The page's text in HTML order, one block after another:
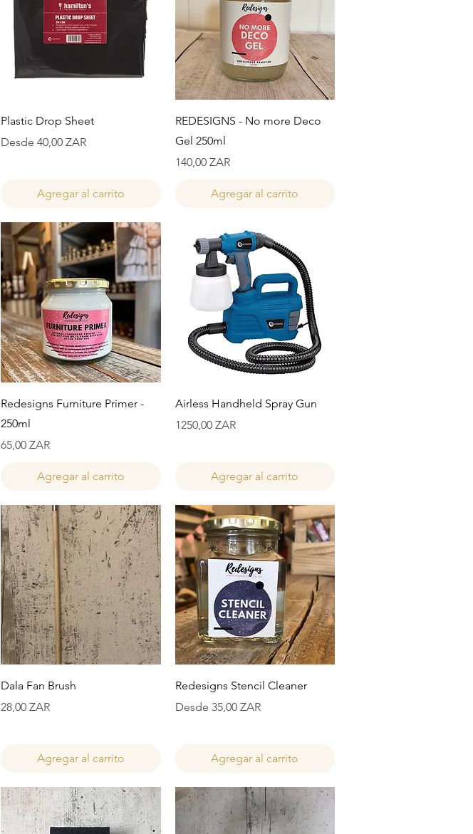
Vista rápida
Plastic Drop Sheet
Desde 40,00 ZAR
Precio de oferta
Agregar al carrito
Vista rápida
REDESIGNS - No more Deco
Gel 250ml
Precio
140,00 ZAR
Agregar al carrito
Vista rápida
Redesigns Furniture Primer -
250ml
Precio
65,00 ZAR
Agregar al carrito
Vista rápida
Airless Handheld Spray Gun
Precio
1250,00 ZAR
Agregar al carrito
Vista rápida
Dala Fan Brush
Precio
28,00 ZAR
Agregar al carrito
Vista rápida
Redesigns Stencil Cleaner
Desde 35,00 ZAR
Precio de oferta
Agregar al carrito